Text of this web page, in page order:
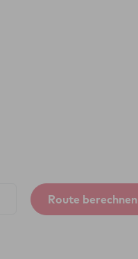
Route berechnen